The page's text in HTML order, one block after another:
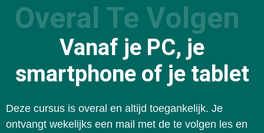
Overal Te Volgen
Vanaf je PC, je
smartphone of je tablet
Deze cursus is overal en altijd toegankelijk. Je
ontvangt wekelijks een mail met de te volgen les en